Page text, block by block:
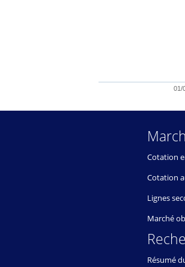
01/
Cotation
Cotation
Lignes
Marché
Résumé